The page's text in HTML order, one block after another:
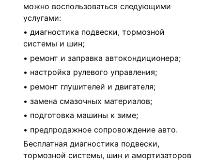
можно воспользоваться следующими
услугами:
• диагностика подвески, тормозной
системы и шин;
• ремонт и заправка автокондиционера;
• настройка рулевого управления;
• ремонт глушителей и двигателя;
• замена смазочных материалов;
• подготовка машины к зиме;
• предпродажное сопровождение авто.
Бесплатная диагностика подвески,
тормозной системы, шин и амортизаторов